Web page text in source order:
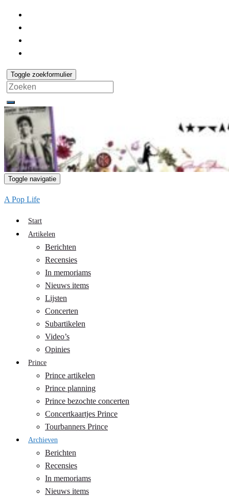
Toggle zoekformulier
Search
for:
Toggle navigatie
A Pop Life
Start
Artikelen
Berichten
Recensies
In memoriams
Nieuws items
Lijsten
Concerten
Subartikelen
Video’s
Opinies
Prince
Prince artikelen
Prince planning
Prince bezochte concerten
Concertkaartjes Prince
Tourbanners Prince
Archieven
Berichten
Recensies
In memoriams
Nieuws items